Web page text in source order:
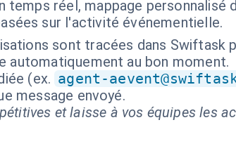
temps réel, mappage personnalisé
sur l'activité événementielle.
sont tracées dans Swiftask
automatiquement au bon moment.
(ex. agent-
message envoyé.
et laisse à vos équipes les